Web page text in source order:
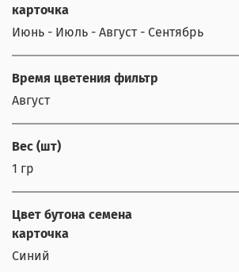
карточка
Июнь - Июль - Август - Сентябрь
Время цветения фильтр
Август
Вес (шт)
1 гр
Цвет бутона семена
карточка
Синий